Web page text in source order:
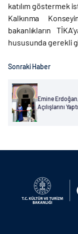
katılım göstermek
Kalkınma
bakanlıkların
hususunda gerekli
Sonraki Haber
Emine
Açılışlarını Yaptı